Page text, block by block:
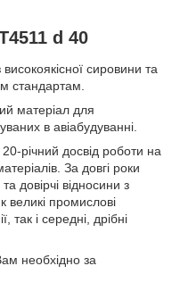
d 40
сировини та
стандартам.
матеріал для
в авіабудуванні.
річний досвід роботи на
За довгі роки
довірчі відносини з
великі промислові
так і середні, дрібні
необхідно за